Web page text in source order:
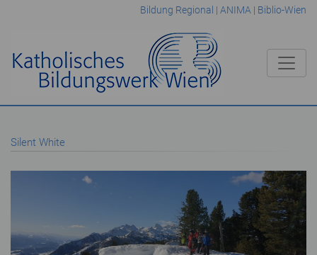
Bildung Regional | ANIMA | Biblio-Wien
Silent White